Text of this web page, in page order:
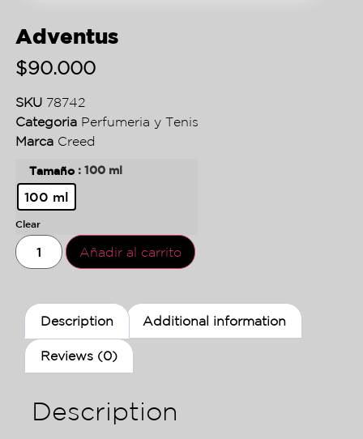
Adventus
$90.000
SKU 78742
Categoria Perfumeria y Tenis
Marca Creed
Tamaño : 100 ml
100 ml
Clear
Añadir al carrito
Description Additional information
Reviews (0)
Description